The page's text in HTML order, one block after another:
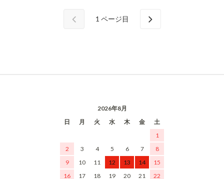
1 ページ目
2026年8月
日
月 火 水 木 金
土
1
2
3 4 5 6 7
8
9
10 11 12 13 14
15
16
17 18 19 20 21
22